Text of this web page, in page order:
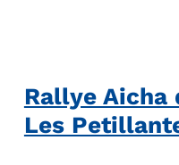
Rallye Aicha
Les